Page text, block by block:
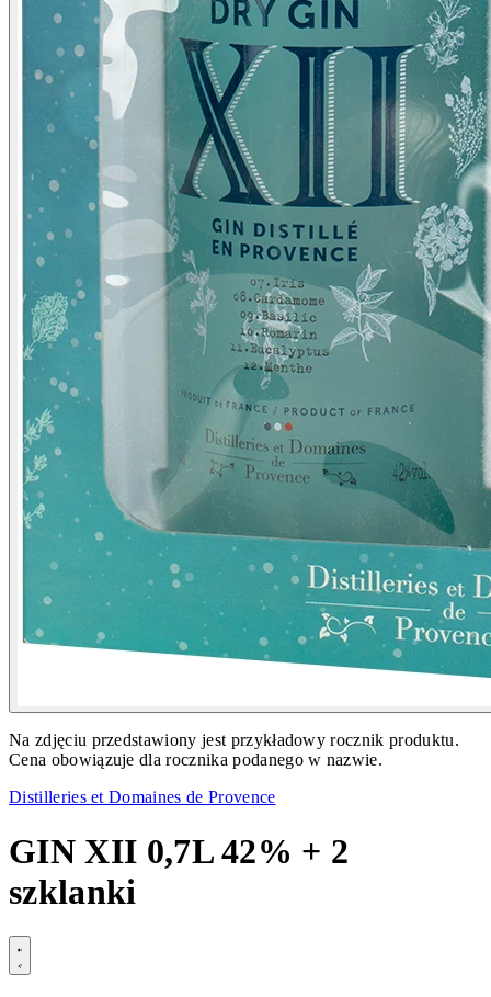
Na zdjęciu przedstawiony jest przykładowy rocznik produktu.
Cena obowiązuje dla rocznika podanego w nazwie.
Distilleries et Domaines de Provence
GIN XII 0,7L 42% + 2
szklanki